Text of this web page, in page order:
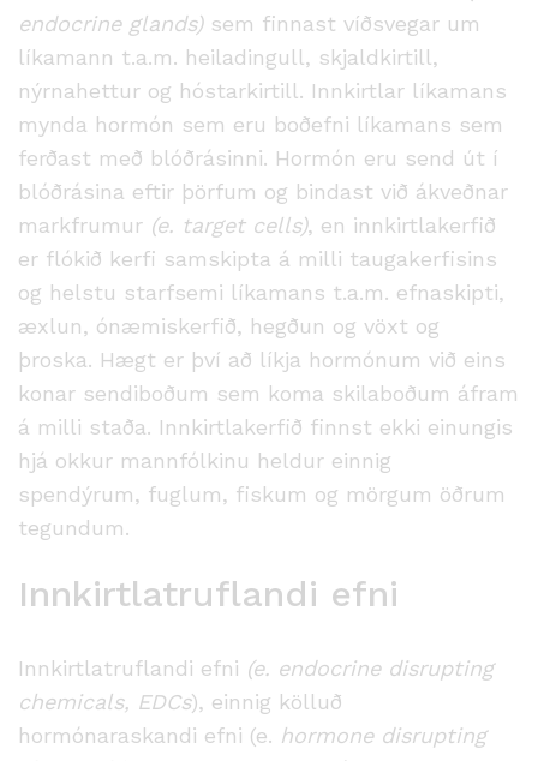
endocrine glands) sem finnast víðsvegar um
líkamann t.a.m. heiladingull, skjaldkirtill,
nýrnahettur og hóstarkirtill. Innkirtlar líkamans
mynda hormón sem eru boðefni líkamans sem
ferðast með blóðrásinni. Hormón eru send út í
blóðrásina eftir þörfum og bindast við ákveðnar
markfrumur (e. target cells), en innkirtlakerfið
er flókið kerfi samskipta á milli taugakerfisins
og helstu starfsemi líkamans t.a.m. efnaskipti,
æxlun, ónæmiskerfið, hegðun og vöxt og
þroska. Hægt er því að líkja hormónum við eins
konar sendiboðum sem koma skilaboðum áfram
á milli staða. Innkirtlakerfið finnst ekki einungis
hjá okkur mannfólkinu heldur einnig
spendýrum, fuglum, fiskum og mörgum öðrum
tegundum.
Innkirtlatruflandi efni
Innkirtlatruflandi efni (e. endocrine disrupting
chemicals, EDCs), einnig kölluð
hormónaraskandi efni (e. hormone disrupting